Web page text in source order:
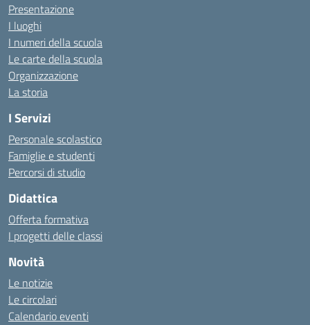
Presentazione
I luoghi
I numeri della scuola
Le carte della scuola
Organizzazione
La storia
I Servizi
Personale scolastico
Famiglie e studenti
Percorsi di studio
Didattica
Offerta formativa
I progetti delle classi
Novità
Le notizie
Le circolari
Calendario eventi